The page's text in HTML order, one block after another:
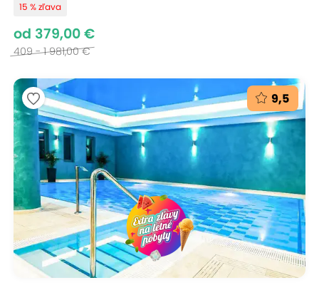
15 % zľava
od 379,00 €
409 - 1 981,00 €
9,5